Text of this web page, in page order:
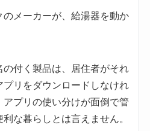
メーカーが、給湯器を動か
付く製品は、居住者がそれ
リをダウンロードしなけれ
プリの使い分けが面倒で管
な暮らしとは言えません。